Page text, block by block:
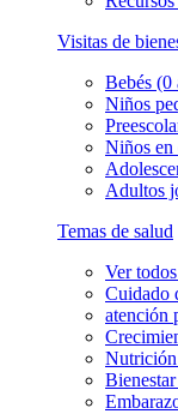
Visitas de
Bebés (0
Niños
Niños en
Adultos
Temas de salud
Ver
Cuidado
atención